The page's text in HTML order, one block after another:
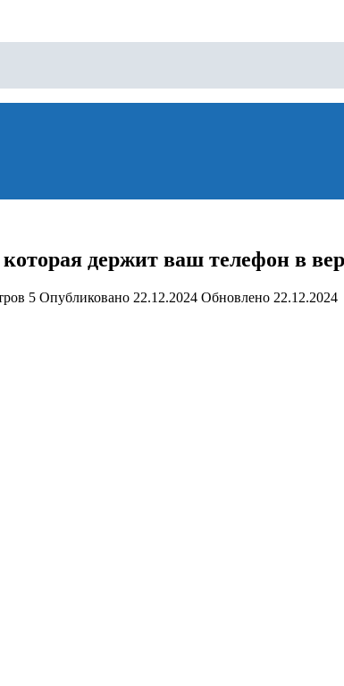
держит ваш телефон в
5 Опубликовано 22.12.2024 Обновлено 22.12.2024